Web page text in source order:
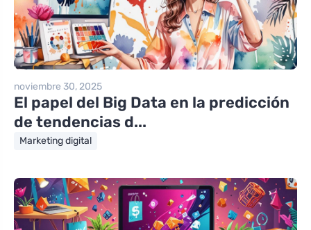
noviembre 30, 2025
El papel del Big Data en la predicción
de tendencias d...
Marketing digital